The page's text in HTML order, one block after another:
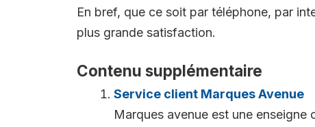
En bref, que ce soit par téléphone, par
plus grande satisfaction.
Contenu supplémentaire
Service client Marques Avenue
Marques avenue est une enseigne